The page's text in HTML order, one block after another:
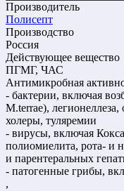
Производитель
Полисепт
Производство
Россия
Действующее вещество
ПГМГ, ЧАС
Антимикробная
- бактерии, включая
М.terrae),
холеры, туляремии
- вирусы, включая
полиомиелита, рота- и
и парентеральных
- патогенные грибы,
,